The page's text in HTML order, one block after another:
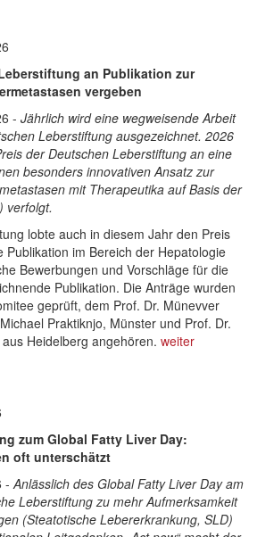
an Publikation zur
vergeben
- Jährlich wird eine wegweisende Arbeit
Leberstiftung ausgezeichnet. 2026
der Deutschen Leberstiftung an eine
besonders innovativen Ansatz zur
mit Therapeutika auf Basis der
verfolgt.
lobte auch in diesem Jahr den Preis
im Bereich der Hepatologie
Bewerbungen und Vorschläge für die
Publikation. Die Anträge wurden
geprüft, dem Prof. Dr. Münevver
Praktiknjo, Münster und Prof. Dr.
Heidelberg angehören. weiter
zum Global Fatty Liver Day:
oft unterschätzt
-Anlässlich des Global Fatty Liver Day am
Leberstiftung zu mehr Aufmerksamkeit
(Steatotische Lebererkrankung, SLD)